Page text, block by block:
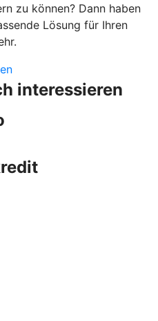
zu können? Dann haben
Lösung für Ihren
interessieren